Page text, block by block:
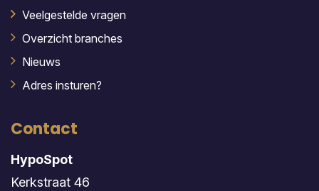
Veelgestelde vragen
Overzicht branches
Nieuws
Adres insturen?
Contact
HypoSpot
Kerkstraat 46